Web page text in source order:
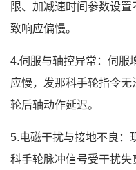
限、加减速时间参数设
致响应偏慢。
4.伺服与轴控异常：伺服
应慢，发那科手轮指令
轮后轴动作延迟。
5.电磁干扰与接地不良：
科手轮脉冲信号受干扰